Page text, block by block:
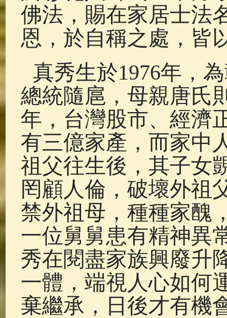
佛法，賜在家居士法
恩，於自稱之處，皆
真秀生於1976年，
總統隨扈，母親唐氏
年，台灣股市、經濟
有三億家產，而家中
祖父往生後，其子女
罔顧人倫，破壞外祖
禁外祖母，種種家醜
一位舅舅患有精神異
秀在閱盡家族興廢升
一體，端視人心如何
棄繼承，日後才有機